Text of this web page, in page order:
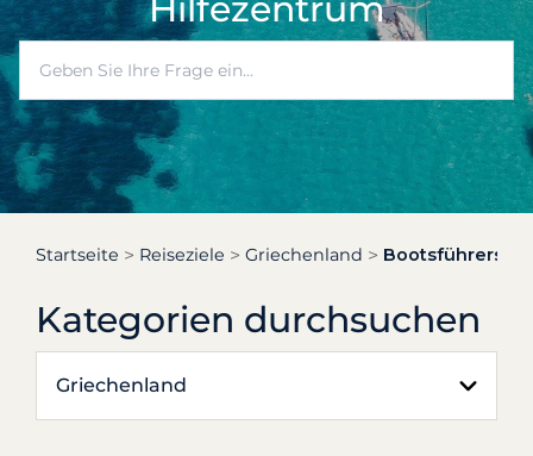
Hilfezentrum
Startseite Reiseziele Griechenland
Kategorien durchsuchen
Griechenland